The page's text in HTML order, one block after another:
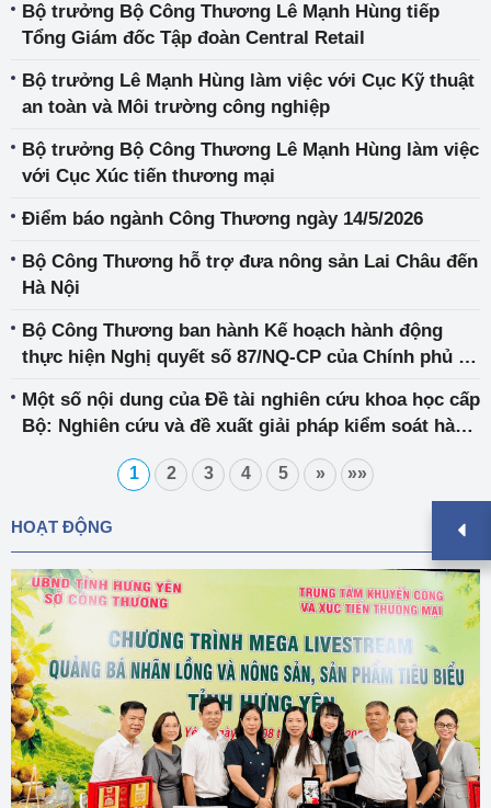
Bộ trưởng Bộ Công Thương Lê Mạnh Hùng tiếp
Tổng Giám đốc Tập đoàn Central Retail
Bộ trưởng Lê Mạnh Hùng làm việc với Cục Kỹ thuật
an toàn và Môi trường công nghiệp
Bộ trưởng Bộ Công Thương Lê Mạnh Hùng làm việc
với Cục Xúc tiến thương mại
Điểm báo ngành Công Thương ngày 14/5/2026
Bộ Công Thương hỗ trợ đưa nông sản Lai Châu đến
Hà Nội
Bộ Công Thương ban hành Kế hoạch hành động
thực hiện Nghị quyết số 87/NQ-CP của Chính phủ về
Một số nội dung của Đề tài nghiên cứu khoa học cấp
Bộ: Nghiên cứu và đề xuất giải pháp kiểm soát hành
1 2 3 4 5 » »»
HOẠT ĐỘNG